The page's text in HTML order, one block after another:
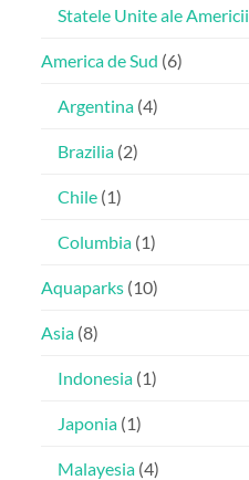
Statele Unite ale Americii
America de Sud (6)
Argentina (4)
Brazilia (2)
Chile (1)
Columbia (1)
Aquaparks (10)
Asia (8)
Indonesia (1)
Japonia (1)
Malayesia (4)